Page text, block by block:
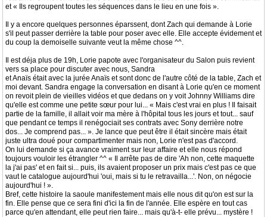
et « Ils regroupent toutes les séquences dans le lieu en une fois ».
Il y a encore quelques personnes éparssent, dont Zach qui demande à Lorie
s'il peut passer derrière la table pour poser avec elle. Elle accepte évidement et
du coup la demoiselle suivante veut la même chose ^^.
Il est déja plus de 19h, Lorie papote avec l'organisateur du Salon puis revient
vers sa place pour discuter avec nous, Sandra
et Anaïs était avec la jurée Anaïs et sont donc de l'autre côté de la table, Zach et
moi devant. Sandra engage la conversation en disant à Lorie qu'en ce moment
on revoit plein de vieilles vidéos et que dedans on y voit Johnny Williams dire
qu'elle est comme une petite sœur pour lui... « Mais c'est vrai en plus ! Il faisait
partie de la famille, il allait voir ma mère à l'hôpital tous les jours et tout... sauf
que pendant ce temps il renégociait ses contrats avec Sony derrière notre
dos... Je comprend pas... ». Je lance que peut être il était sincère mais était
juste ultra doué pour compartimenter mais non, Lorie n'est pas d'accord.
On lui demande si ça avance vraiment sur leur affaire et elle nous répond
toujours vouloir les étrangler ^^ « Il arrête pas de dire 'Ah non, cette maquette
la j'ai pas' et en fait si... puis, ils avaient proposer un prix mais c'est pas ce que
vaut le catalogue aujourd'hui 'oui, mais si tu le retravailla...'. Non, on négocie
aujourd'hui ! ».
Bref, cette histoire la saoule manifestement mais elle nous dit qu'on est sur la
fin. Elle pense que ce sera fini d'ici la fin de l'année. Elle espère en tout cas
parce qu'en attendant, elle peut rien faire... mais qu'à-t- elle prévu... mystère !